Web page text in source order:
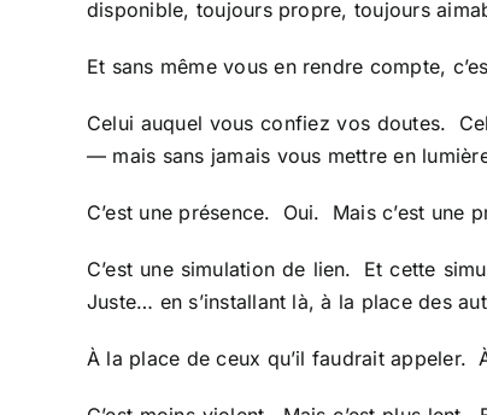
disponible, toujours propre, toujours
Et sans même vous en rendre compte,
Celui auquel vous confiez vos doutes.
— mais sans jamais vous mettre en
C’est une présence. Oui. Mais c’est
C’est une simulation de lien. Et cette
Juste… en s’installant là, à la place des
À la place de ceux qu’il faudrait appeler.